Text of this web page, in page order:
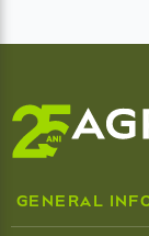
GENERAL